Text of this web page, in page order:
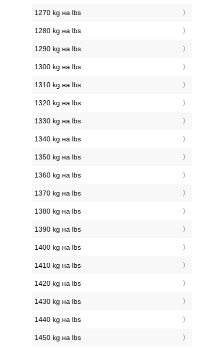
1270 kg на lbs
1280 kg на lbs
1290 kg на lbs
1300 kg на lbs
1310 kg на lbs
1320 kg на lbs
1330 kg на lbs
1340 kg на lbs
1350 kg на lbs
1360 kg на lbs
1370 kg на lbs
1380 kg на lbs
1390 kg на lbs
1400 kg на lbs
1410 kg на lbs
1420 kg на lbs
1430 kg на lbs
1440 kg на lbs
1450 kg на lbs